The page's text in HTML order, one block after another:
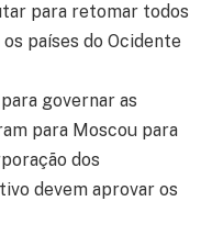
para retomar todos
países do Ocidente
governar as
para Moscou para
dos
devem aprovar os